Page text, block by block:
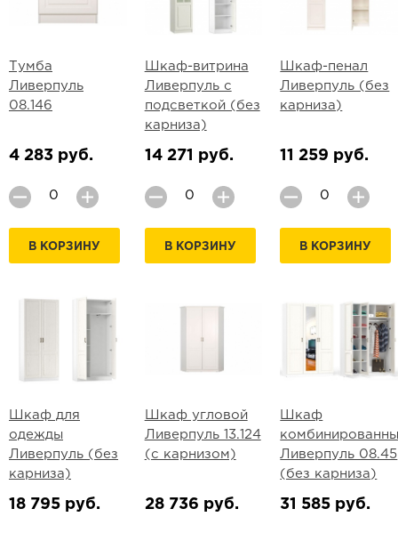
Тумба
Ливерпуль
08.146
4 283 руб.
В КОРЗИНУ
Шкаф-витрина
Ливерпуль с
подсветкой (без
карниза)
14 271 руб.
В КОРЗИНУ
Шкаф-пенал
Ливерпуль (без
карниза)
11 259 руб.
В КОРЗИНУ
Шкаф для
одежды
Ливерпуль (без
карниза)
18 795 руб.
Шкаф угловой
Ливерпуль 13.124
(с карнизом)
28 736 руб.
Шкаф
Ливерпуль 08.45
(без карниза)
31 585 руб.